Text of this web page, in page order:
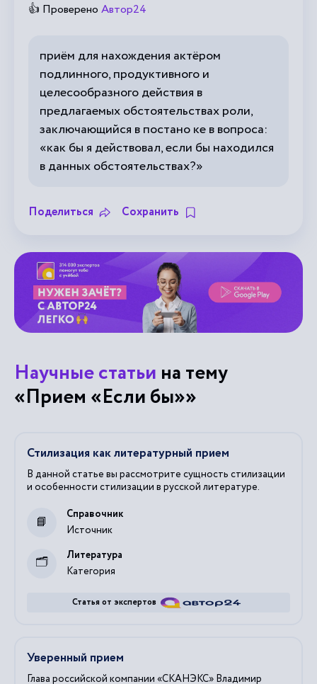
👍 Проверено Автор24
приём для нахождения актёром
подлинного, продуктивного и
целесообразного действия в
предлагаемых обстоятельствах роли,
заключающийся в постано ке в вопроса:
«как бы я действовал, если бы находился
в данных обстоятельствах?»
Поделиться Сохранить
Научные статьи на тему
«Прием «Если бы»»
Стилизация как литературный прием
В данной статье вы рассмотрите сущность стилизации
и особенности стилизации в русской литературе.
Источник
Справочник
Категория
Литература
Статья от экспертов
Уверенный прием
Глава российской компании «СКАНЭКС» Владимир